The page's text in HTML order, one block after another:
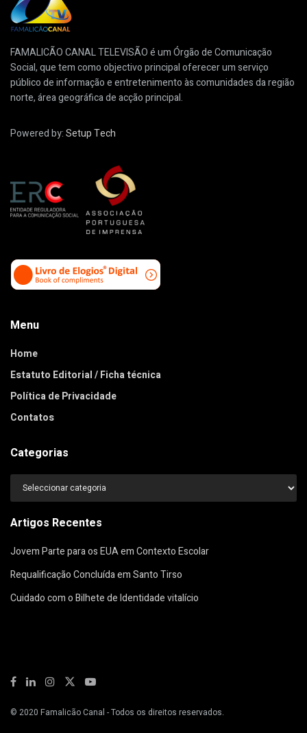
FAMALICÃO CANAL TELEVISÃO é um Órgão de Comunicação
Social, que tem como objectivo principal oferecer um serviço
público de informação e entretenimento às comunidades da região
norte, área geográfica de acção principal.
Powered by:Setup Tech
Menu
Home
Estatuto Editorial / Ficha técnica
Política de Privacidade
Contatos
Categorias
Categorias
Artigos Recentes
Jovem Parte para os EUA em Contexto Escolar
Requalificação Concluída em Santo Tirso
Cuidado com o Bilhete de Identidade vitalício
© 2020 Famalicão Canal - Todos os direitos reservados.